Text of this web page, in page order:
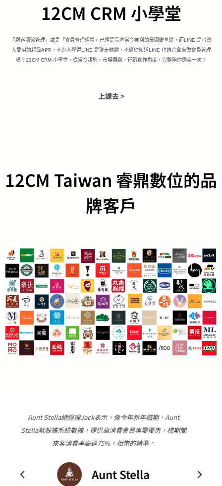
12CM CRM 小學堂
「顧客關係管理」或是「會員管理經營」已經是品牌當今獲利的最關鍵基礎，而LINE 是台灣
人愛用的超級APP，不少人覺得LINE 是聊天軟體，不過你知道LINE 也適合拿來做會員管理
嗎？12CM CRM 小學堂，從當今趨勢、市場觀察、行銷實作角度，完整陪你探索一次！
上課去 >
12CM Taiwan 睿鼎數位的品
牌客戶
"健身工廠表示，集點活動的互動效果超乎預期、非常踴
躍，活動一共設計了20個任務，完成每個任務後，健身工
廠同仁會使用智慧印章核實通過任務給予1點，完成4點、8